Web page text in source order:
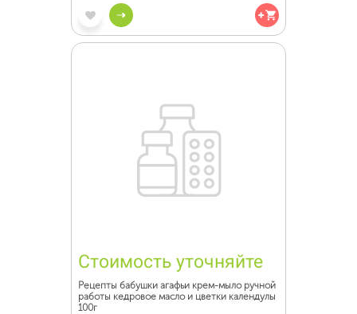
Стоимость уточняйте
Рецепты бабушки агафьи крем-мыло ручной
работы кедровое масло и цветки календулы
100г